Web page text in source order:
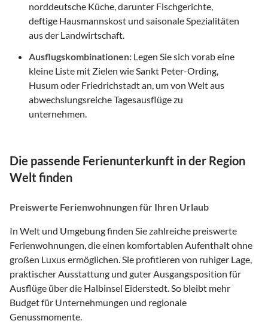
norddeutsche Küche, darunter Fischgerichte,
deftige Hausmannskost und saisonale Spezialitäten
aus der Landwirtschaft.
Ausflugskombinationen: Legen Sie sich vorab eine
kleine Liste mit Zielen wie Sankt Peter-Ording,
Husum oder Friedrichstadt an, um von Welt aus
abwechslungsreiche Tagesausflüge zu
unternehmen.
Die passende Ferienunterkunft in der Region
Welt finden
Preiswerte Ferienwohnungen für Ihren Urlaub
In Welt und Umgebung finden Sie zahlreiche preiswerte
Ferienwohnungen, die einen komfortablen Aufenthalt ohne
großen Luxus ermöglichen. Sie profitieren von ruhiger Lage,
praktischer Ausstattung und guter Ausgangsposition für
Ausflüge über die Halbinsel Eiderstedt. So bleibt mehr
Budget für Unternehmungen und regionale
Genussmomente.